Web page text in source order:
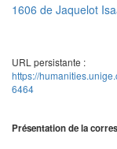
1606 de Jaquelot
URL persistante :
https://
6464
Présentation de la